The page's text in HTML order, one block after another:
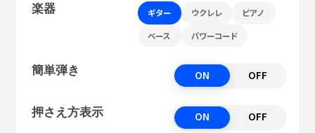
楽器 ギター ウクレレ ピアノ
ベース パワーコード
簡単弾き ON OFF
押さえ方表示 ON OFF